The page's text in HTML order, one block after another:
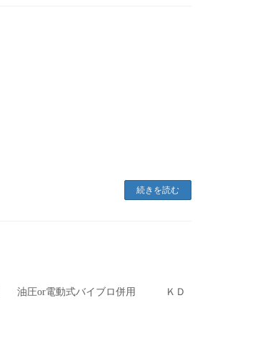
続きを読む
油圧or電動式バイブロ併用 ＫＤ